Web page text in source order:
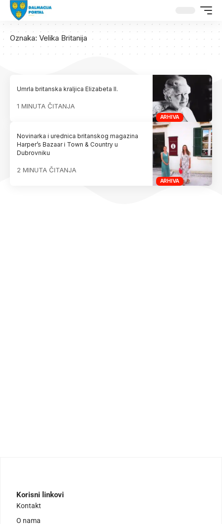
Oznaka: Velika Britanija
ARHIVA
Umrla britanska kraljica Elizabeta II.
1 MINUTA ČITANJA
ARHIVA
Novinarka i urednica britanskog magazina
Harper’s Bazaar i Town & Country u
Dubrovniku
2 MINUTA ČITANJA
Korisni linkovi
Kontakt
O nama